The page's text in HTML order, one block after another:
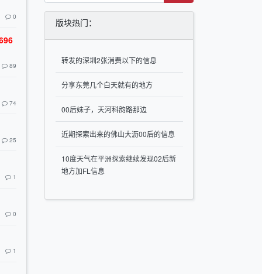
0
89
74
25
1
0
1
版块热门：
转发的深圳2张消费以下的信息
分享东莞几个白天就有的地方
00后妹子，天河科韵路那边
近期探索出来的佛山大沥00后的信息
10度天气在平洲探索继续发现02后新
地方加FL信息